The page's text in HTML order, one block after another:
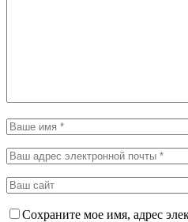
Сохраните мое имя, адрес